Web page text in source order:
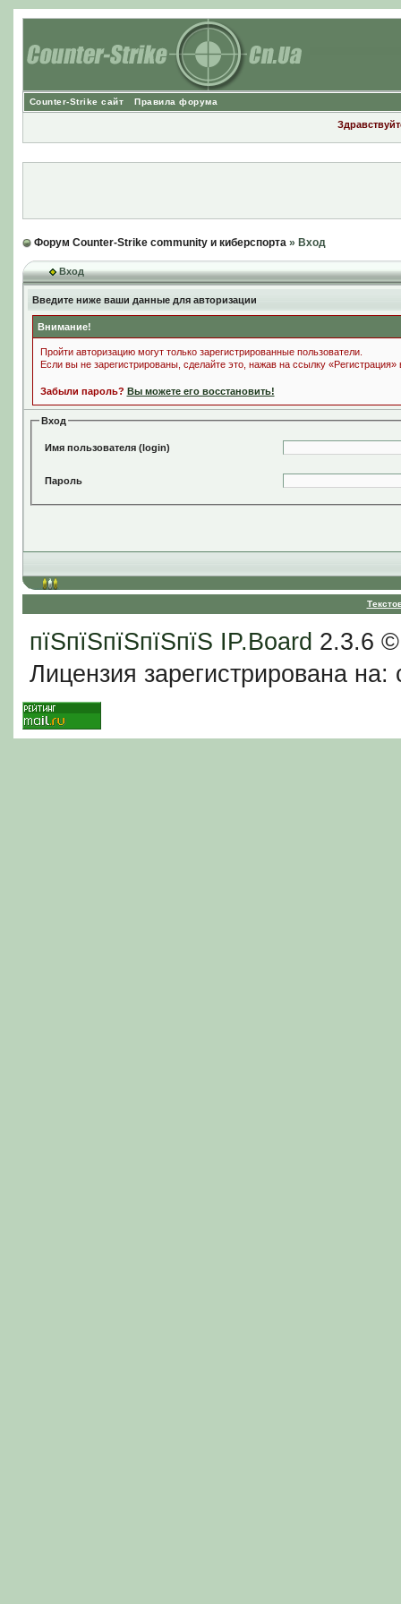
Counter-Strike сайт Правила форума
Форум Counter-Strike community и киберспорта» Вход
Вход
Введите ниже ваши данные для авторизации
Внимание!
Пройти авторизацию могут только зарегистрированные пользователи.
Если вы не зарегистрированы, сделайте это, нажав на ссылку
Забыли пароль? Вы можете его восстановить!
Вход
Имя пользователя (login)
Пароль
пїЅпїЅпїЅпїЅпїЅ IP.Board 2.3.6
Лицензия зарегистрирована